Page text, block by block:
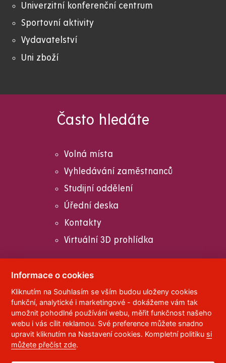
Univerzitní konferenční centrum
Sportovní aktivity
Vydavatelství
Uni zboží
Často hledáte
Volná místa
Vyhledávání zaměstnanců
Studijní oddělení
Úřední deska
Kontakty
Virtuální 3D prohlídka
© 2023 Univerzita Pardubice,Studentská 95
532 10 Pardubice 2
Telefon: 466 036 111, 466 036 112, 466 036 113
Správce webu ,RSS
Informace o cookies
Kliknutím na Souhlasím se vším budou uloženy cookies
funkční, analytické i marketingové - dokážeme vám tak
umožnit pohodlné používání webu, měřit funkčnost našeho
webu i vás cílit reklamou. Své preference můžete snadno
upravit kliknutím na Nastavení cookies. Kompletní politiku si
můžete přečíst zde.